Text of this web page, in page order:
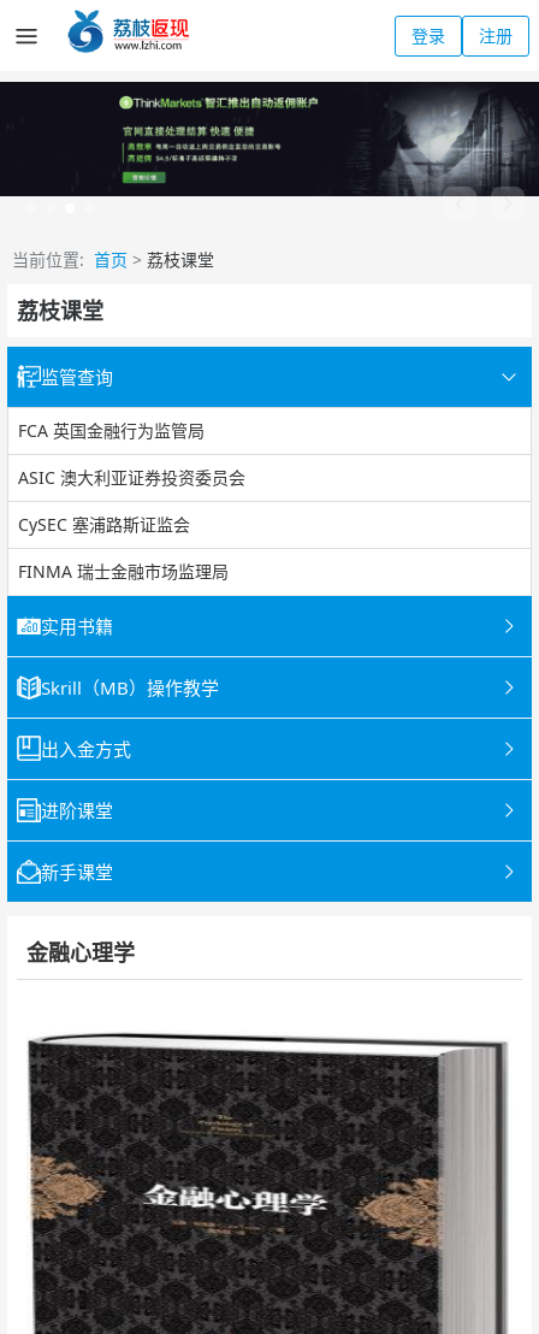
登录 注册
当前位置: 首页 > 荔枝课堂
荔枝课堂
监管查询
FCA 英国金融行为监管局
ASIC 澳大利亚证券投资委员会
CySEC 塞浦路斯证监会
FINMA 瑞士金融市场监理局
实用书籍
Skrill（MB）操作教学
出入金方式
进阶课堂
新手课堂
金融心理学